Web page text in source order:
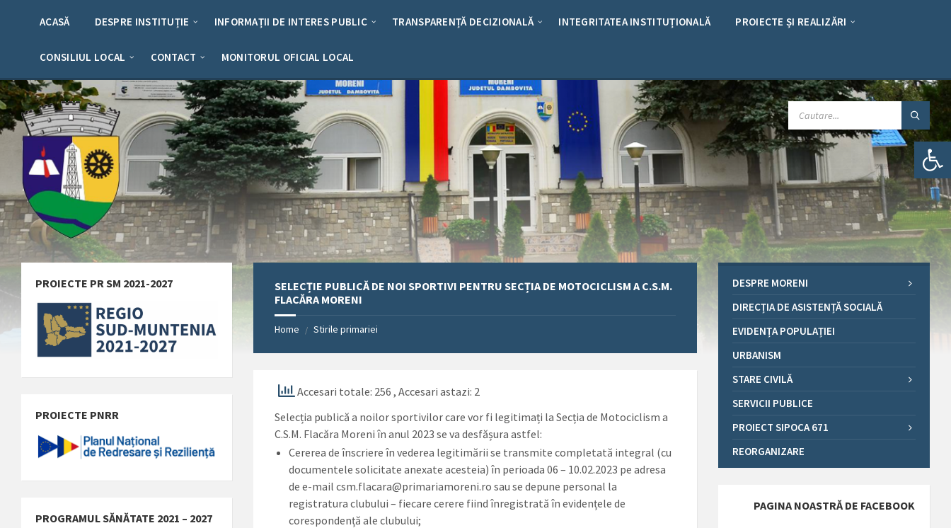
Deschide bara de unelte
ACASĂ DESPRE INSTITUȚIE INFORMAȚII DE INTERES PUBLIC TRANSPARENȚĂ DECIZIONALĂ INTEGRITATEA INSTITUȚIONALĂ PROIECTE ȘI REALIZĂRI
CONSILIUL LOCAL CONTACT MONITORUL OFICIAL LOCAL
CAUTARE:
SELECȚIE PUBLICĂ DE NOI SPORTIVI PENTRU SECȚIA DE MOTOCICLISM A C.S.M.
FLACĂRA MORENI
Home / Stirile primariei
Accesari totale: 256, Accesari astazi: 2
Selecția publică a noilor sportivilor care vor fi legitimați la Secția de Motociclism a
C.S.M. Flacăra Moreni în anul 2023 se va desfășura astfel:
Cererea de înscriere în vederea legitimării se transmite completată integral (cu
documentele solicitate anexate acesteia) în perioada 06 – 10.02.2023 pe adresa
de e-mail csm.flacara@primariamoreni.ro sau se depune personal la
registratura clubului – fiecare cerere fiind înregistrată în evidențele de
corespondență ale clubului;
PROIECTE PR SM 2021-2027
PROIECTE PNRR
PROGRAMUL SĂNĂTATE 2021 – 2027
DESPRE MORENI
DIRECȚIA DE ASISTENȚĂ SOCIALĂ
EVIDENȚA POPULAȚIEI
URBANISM
STARE CIVILĂ
SERVICII PUBLICE
PROIECT SIPOCA 671
REORGANIZARE
PAGINA NOASTRĂ DE FACEBOOK